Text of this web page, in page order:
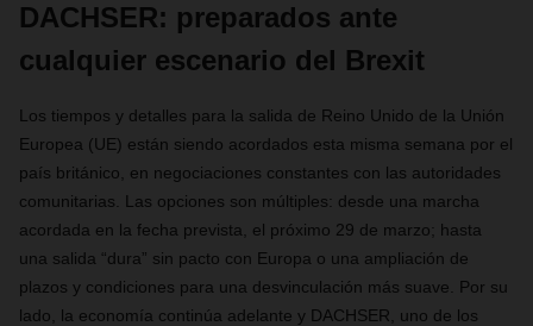
DACHSER: preparados ante
cualquier escenario del Brexit
Los tiempos y detalles para la salida de Reino Unido de la Unión
Europea (UE) están siendo acordados esta misma semana por el
país británico, en negociaciones constantes con las autoridades
comunitarias. Las opciones son múltiples: desde una marcha
acordada en la fecha prevista, el próximo 29 de marzo; hasta
una salida “dura” sin pacto con Europa o una ampliación de
plazos y condiciones para una desvinculación más suave. Por su
lado, la economía continúa adelante y DACHSER, uno de los